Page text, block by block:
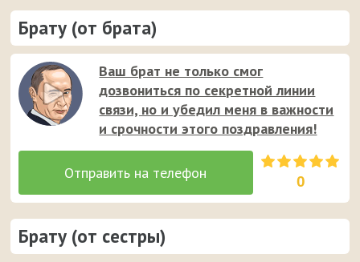
Брату (от брата)
Ваш брат не только смог
дозвониться по секретной линии
связи, но и убедил меня в важности
и срочности этого поздравления!
0
Брату (от сестры)